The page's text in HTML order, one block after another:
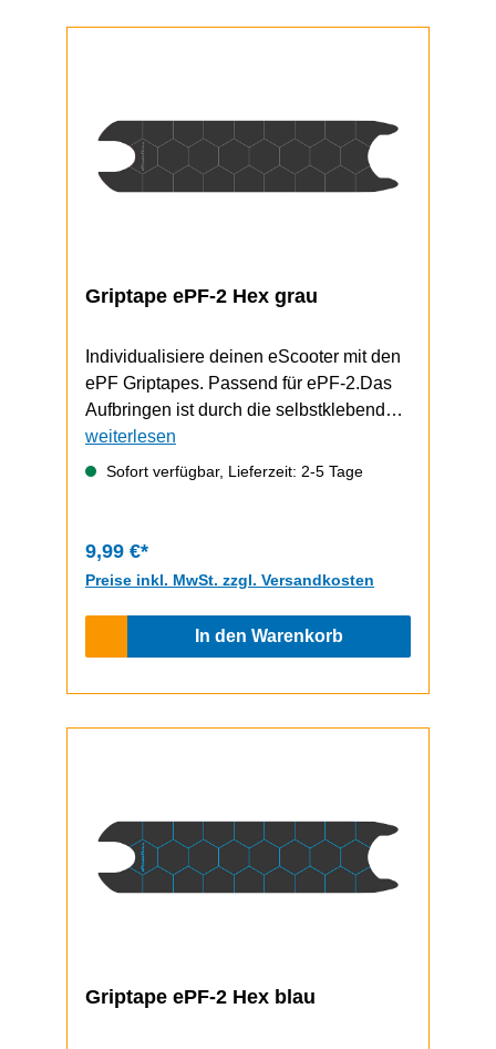
Griptape ePF-2 Hex grau
Individualisiere deinen eScooter mit den
ePF Griptapes. Passend für ePF-2.Das
Aufbringen ist durch die selbstklebende
Unterseite schnell und einfach
durchzuführen.Video zum Griptape-
weiterlesen
Sofort verfügbar, Lieferzeit: 2-5 Tage
9,99 €*
Preise inkl. MwSt. zzgl. Versandkosten
In den Warenkorb
Griptape ePF-2 Hex blau